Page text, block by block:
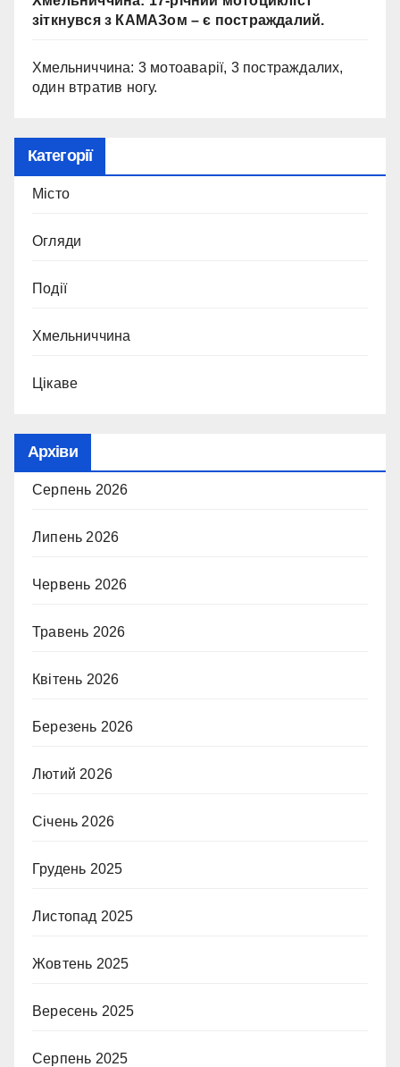
зіткнувся з КАМАЗом – є постраждалий.
Хмельниччина: 3 мотоаварії, 3 постраждалих,
один втратив ногу.
Категорії
Місто
Огляди
Події
Хмельниччина
Цікаве
Архіви
Серпень 2026
Липень 2026
Червень 2026
Травень 2026
Квітень 2026
Березень 2026
Лютий 2026
Січень 2026
Грудень 2025
Листопад 2025
Жовтень 2025
Вересень 2025
Серпень 2025